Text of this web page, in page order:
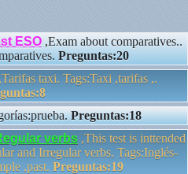
ESO,Exam about comparatives..
Preguntas:20
,Tarifas taxi. Tags:Taxi ,tarifas ,.
Preguntas:18
verbs ,This test is inttended
and Irregular verbs. Tags:Inglés-
,past. Preguntas:19